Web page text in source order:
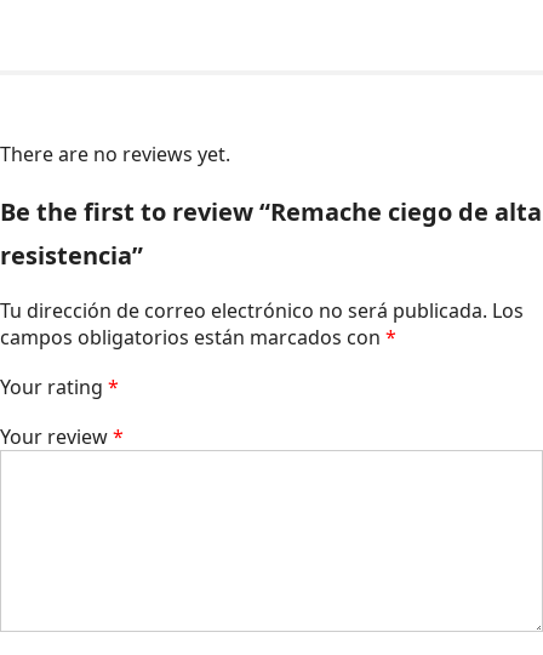
There are no reviews yet.
Be the first to review “Remache ciego de alta
resistencia”
Tu dirección de correo electrónico no será publicada. Los
campos obligatorios están marcados con *
Your rating *
Your review*